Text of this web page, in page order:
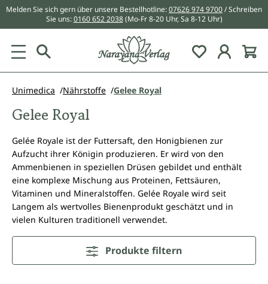
springen
Melden Sie sich gern über unsere Bestellhotline:07626 974 9700/ Schreiben
Sie uns:0160 652 2038 (Mo-Fr 8-20 Uhr, Sa 8-12 Uhr)
Du hast 0
Unimedica Nährstoffe Gelee Royal
Gelee Royal
Gelée Royale ist der Futtersaft, den Honigbienen zur
Aufzucht ihrer Königin produzieren. Er wird von den
Ammenbienen in speziellen Drüsen gebildet und enthält
eine komplexe Mischung aus Proteinen, Fettsäuren,
Vitaminen und Mineralstoffen. Gelée Royale wird seit
Langem als wertvolles Bienenprodukt geschätzt und in
vielen Kulturen traditionell verwendet.
Produkte filtern